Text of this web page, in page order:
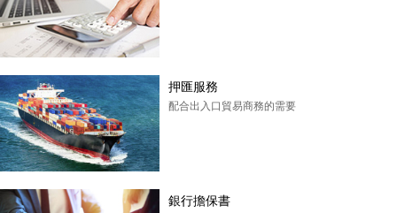
押匯服務
配合出入口貿易商務的需要
銀行擔保書